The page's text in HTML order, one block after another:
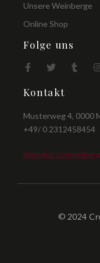
Unsere Weinberge
Online Shop
Folge uns
Kontakt
Musterweg 4, 0000
+49/ 0 2312458454
weingut-
© 2024